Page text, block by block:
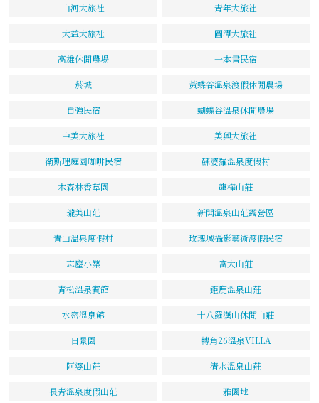
山河大旅社 青年大旅社
大益大旅社 圓潭大旅社
高雄休閒農場 一本書民宿
菸城 黃蝶谷溫泉渡假休閒農場
自強民宿 蝴蝶谷溫泉休閒農場
中美大旅社 美興大旅社
衛斯理庭園咖啡民宿 蘇婆羅溫泉度假村
木森林香草園 龍樺山莊
瓏美山莊 新開溫泉山莊露營區
青山溫泉度假村 玫瑰城攝影藝術渡假民宿
忘塵小築 富大山莊
青松溫泉賓館 鉅鹿溫泉山莊
水密溫泉館 十八羅漢山休閒山莊
日景園 轉角26溫泉VILLA
阿婆山莊 清水溫泉山莊
長青溫泉度假山莊 雅園地